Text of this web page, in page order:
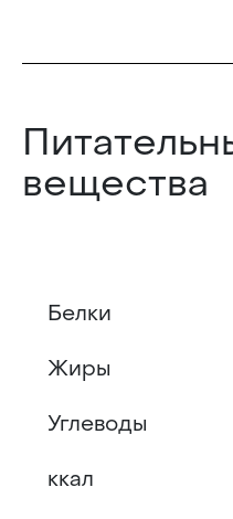
вещества
Белки
Жиры
Углеводы
ккал